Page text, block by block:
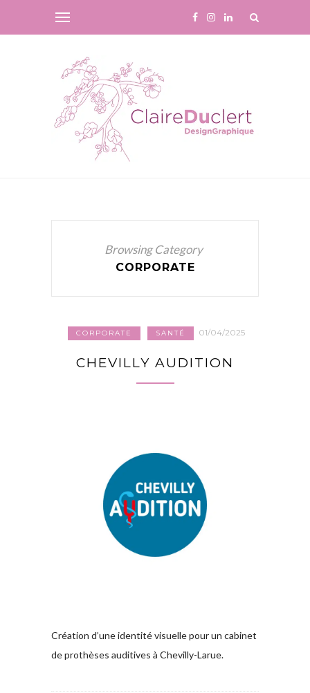
Browsing Category
CORPORATE
CORPORATE SANTÉ 01/04/2025
CHEVILLY AUDITION
Création d’une identité visuelle pour un cabinet
de prothèses auditives à Chevilly-Larue.